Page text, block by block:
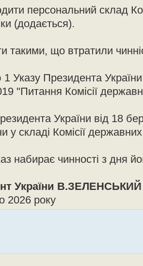
персональний склад
(додається).
такими, що втратили
1 Указу Президента
"Питання Комісії
України від 18
у складі Комісії
набирає чинності з дня
України В.ЗЕЛЕНСЬКИЙ
2026 року